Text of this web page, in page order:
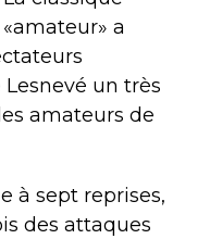
a
un très
amateurs de
à sept reprises,
des attaques